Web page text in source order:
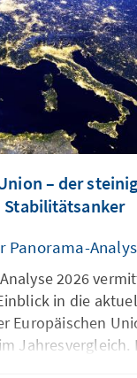
zugleich muss
Alternativen zum
werden.
– der
Stabilitätsanker
Panorama-
2026
in die
Europäischen
Jahresvergleich.